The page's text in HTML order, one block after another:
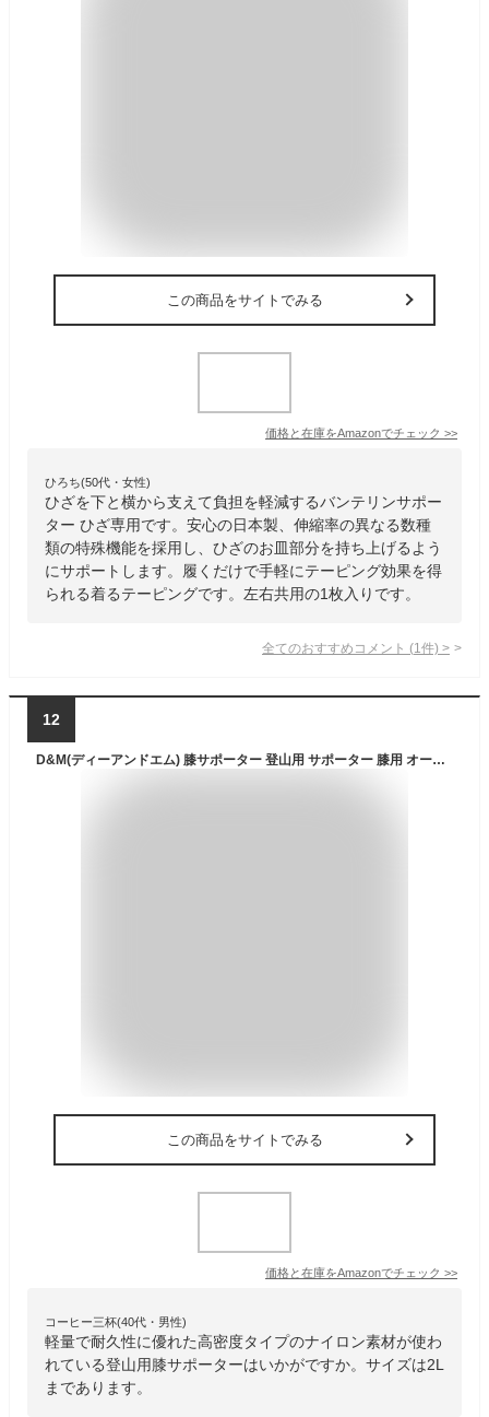
この商品をサイトでみる
価格と在庫をAmazonでチェック >>
ひろち(50代・女性)
ひざを下と横から支えて負担を軽減するバンテリンサポー
ター ひざ専用です。安心の日本製、伸縮率の異なる数種
類の特殊機能を採用し、ひざのお皿部分を持ち上げるよう
にサポートします。履くだけで手軽にテーピング効果を得
られる着るテーピングです。左右共用の1枚入りです。
全てのおすすめコメント (1 件) >
12
D&M(ディーアンドエム) 膝サポーター 登山用 サポーター 膝用 オープンタイプ Mサイズ 黒 左右兼用 1個入 日本製 WK-800 膝山保護太郎 軽量 固定 サポート 通気性 登山 トレッキング ハイキング ユニセックス
この商品をサイトでみる
価格と在庫をAmazonでチェック >>
コーヒー三杯(40代・男性)
軽量で耐久性に優れた高密度タイプのナイロン素材が使わ
れている登山用膝サポーターはいかがですか。サイズは2L
まであります。